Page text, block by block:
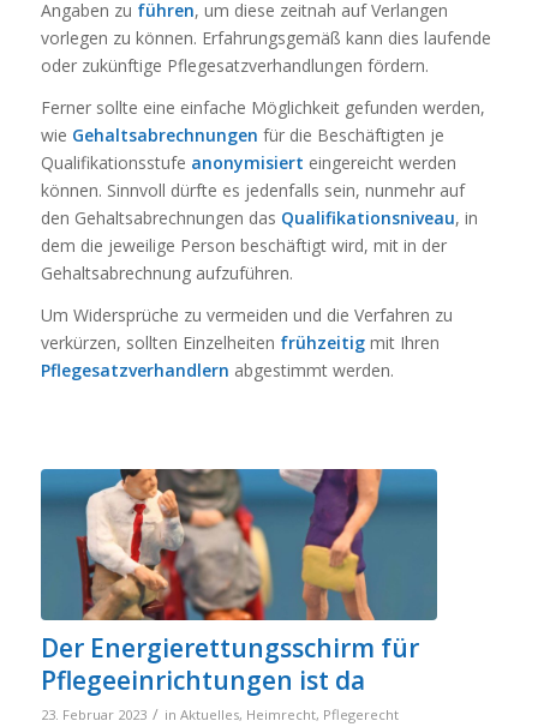
Angaben zu führen, um diese zeitnah auf Verlangen
vorlegen zu können. Erfahrungsgemäß kann dies laufende
oder zukünftige Pflegesatzverhandlungen fördern.
Ferner sollte eine einfache Möglichkeit gefunden werden,
wie Gehaltsabrechnungen für die Beschäftigten je
Qualifikationsstufe anonymisiert eingereicht werden
können. Sinnvoll dürfte es jedenfalls sein, nunmehr auf
den Gehaltsabrechnungen das Qualifikationsniveau, in
dem die jeweilige Person beschäftigt wird, mit in der
Gehaltsabrechnung aufzuführen.
Um Widersprüche zu vermeiden und die Verfahren zu
verkürzen, sollten Einzelheiten frühzeitigmit Ihren
Pflegesatzverhandlern abgestimmt werden.
Der Energierettungsschirm für
Pflegeeinrichtungen ist da
23. Februar 2023 / in Aktuelles, Heimrecht, Pflegerecht